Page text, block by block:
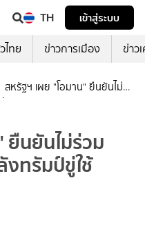
TH
เข้าสู่ระบบ
ไทย ข่าวการเมือง ข่าว
สหรัฐฯ เผย "โอมาน" ยืนยันไม่
ทางทหาร
ยืนยันไม่ร่วม
ทรัมป์ขู่ใช้